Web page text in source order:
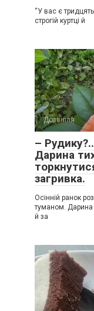
“У вас є
строгій куртці й
Дозвілля
–
Дарина
загривка.
Осінній ранок
туманом. Дарина
й за